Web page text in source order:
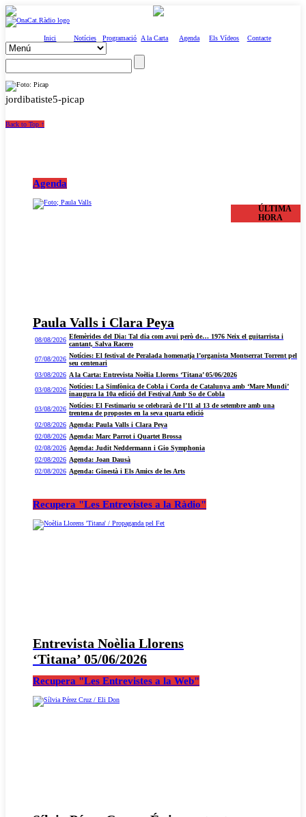
Inici Notícies Programació A la Carta Agenda Els Vídeos Contacte
jordibatiste5-picap
Back to Top ↑
Agenda
Paula Valls i Clara Peya
ÚLTIMA
HORA
08/08/2026 Efemèrides del Dia: Tal dia com avui però de… 1976 Neix el guitarrista i
cantant, Salva Racero
07/08/2026 Notícies: El festival de Peralada homenatja l’organista Montserrat Torrent pel
seu centenari
03/08/2026 A la Carta: Entrevista Noèlia Llorens ‘Titana’ 05/06/2026
03/08/2026 Notícies: La Simfònica de Cobla i Corda de Catalunya amb ‘Mare Mundi’
inaugura la 10a edició del Festival Amb So de Cobla
03/08/2026 Notícies: El Festimariu se celebrarà de l’11 al 13 de setembre amb una
trentena de propostes en la seva quarta edició
02/08/2026 Agenda: Paula Valls i Clara Peya
02/08/2026 Agenda: Marc Parrot i Quartet Brossa
02/08/2026 Agenda: Judit Neddermann i Gio Symphonia
02/08/2026 Agenda: Joan Dausà
02/08/2026 Agenda: Ginestà i Els Amics de les Arts
Recupera "Les Entrevistes a la Ràdio"
Entrevista Noèlia Llorens
‘Titana’ 05/06/2026
Recupera "Les Entrevistes a la Web"